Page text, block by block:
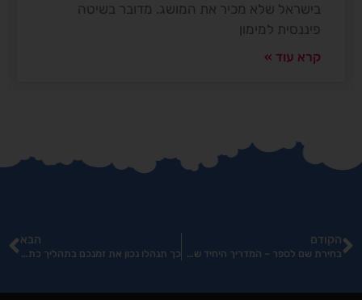
בישראל שלא מכיר את המושג. מדובר בשיטה
פיננסית למימון
קרא עוד »
הקודם
בחירת שם לספר – המדריך היחיד שאי פעם תצטרכו!
הבא
כך תנהלו נכון את זמנכם בתהליך כתיבת הספר!